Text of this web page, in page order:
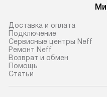
Доставка и оплата
Подключение
Сервисные центры Neff
Ремонт Neff
Возврат и обмен
Помощь
Статьи